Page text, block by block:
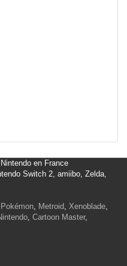
en France
Switch 2, amiibo, Zelda,
Pokémon, Metroid, Xenoblade,
, Cartoon Master,